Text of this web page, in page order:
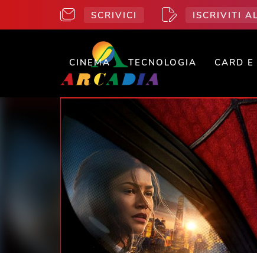
SCRIVICI ISCRIVITI
CINEMA TECNOLOGIA CARD E